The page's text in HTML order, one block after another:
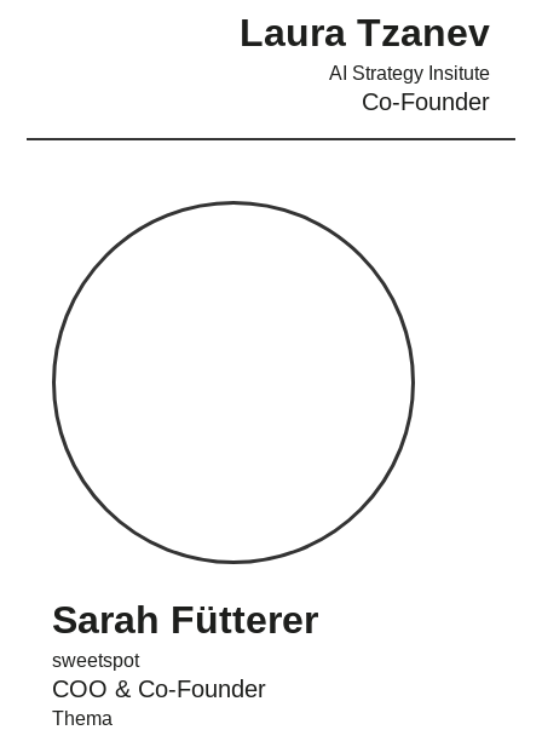
Laura Tzanev
AI Strategy Insitute
Co-Founder
Sarah Fütterer
sweetspot
COO & Co-Founder
Thema